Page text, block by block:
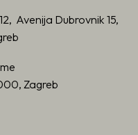
Avenija Dubrovnik 15,
Zagreb